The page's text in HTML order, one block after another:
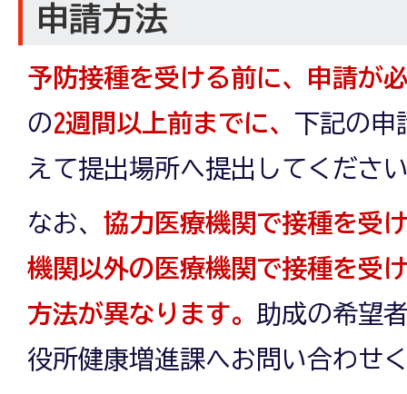
申請方法
予防接種を受ける前に、申請が
の2週間以上前までに、 下記の申
えて提出場所へ提出してくださ
なお、 協力医療機関で接種を受
機関以外の医療機関で接種を受
方法が異なります。
助成の希望
役所健康増進課へお問い合わせ